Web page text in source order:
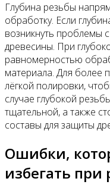
Глубина резьбы
обработку. Если
возникнуть проблемы
древесины. При
равномерностью
материала. Для более
лёгкой полировки,
случае глубокой
тщательной, а также
составы для защиты
Ошибки,
избегать при